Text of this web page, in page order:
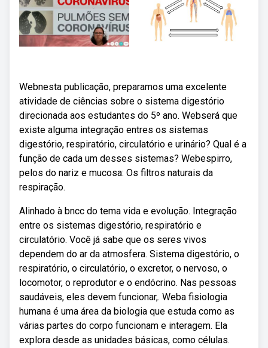
Webnesta publicação, preparamos uma excelente
atividade de ciências sobre o sistema digestório
direcionada aos estudantes do 5º ano. Webserá que
existe alguma integração entres os sistemas
digestório, respiratório, circulatório e urinário? Qual é a
função de cada um desses sistemas? Webespirro,
pelos do nariz e mucosa: Os filtros naturais da
respiração.
Alinhado à bncc do tema vida e evolução. Integração
entre os sistemas digestório, respiratório e
circulatório. Você já sabe que os seres vivos
dependem do ar da atmosfera. Sistema digestório, o
respiratório, o circulatório, o excretor, o nervoso, o
locomotor, o reprodutor e o endócrino. Nas pessoas
saudáveis, eles devem funcionar,. Weba fisiologia
humana é uma área da biologia que estuda como as
várias partes do corpo funcionam e interagem. Ela
explora desde as unidades básicas, como células.